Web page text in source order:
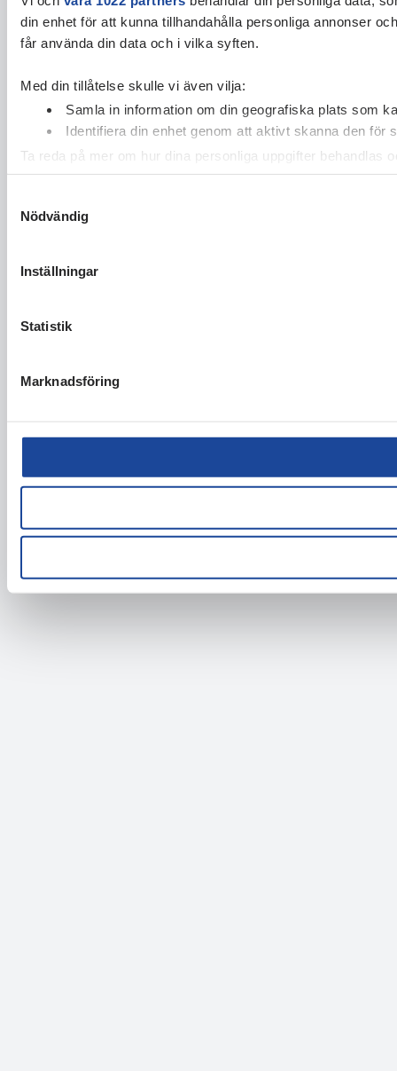
din enhet för att kunna tillhandahålla personliga annonser
får använda din data och i vilka syften.
Med din tillåtelse skulle vi även vilja:
Samla in information om din geografiska plats som
Identifiera din enhet genom att aktivt skanna den för
Ta reda på mer om hur dina personliga uppgifter behandlas
cookie-förklaringen.
Vi använder enhetsidentifierare för att anpassa innehållet
Nödvändig
Inställningar
Statistik
Marknadsföring